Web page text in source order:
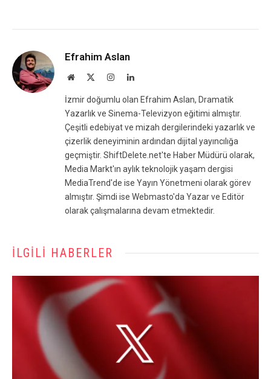
Efrahim Aslan
Website InstagramLinkedIn
İzmir doğumlu olan Efrahim Aslan, Dramatik
Yazarlık ve Sinema-Televizyon eğitimi almıştır.
Çeşitli edebiyat ve mizah dergilerindeki yazarlık ve
çizerlik deneyiminin ardından dijital yayıncılığa
geçmiştir. ShiftDelete.net'te Haber Müdürü olarak,
Media Markt'ın aylık teknolojik yaşam dergisi
MediaTrend'de ise Yayın Yönetmeni olarak görev
almıştır. Şimdi ise Webmasto'da Yazar ve Editör
olarak çalışmalarına devam etmektedir.
İLGILI HABERLER